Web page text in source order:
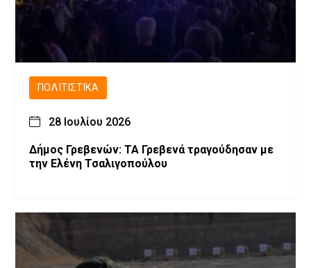
ΠΟΛΙΤΙΣΤΙΚΆ
28 Ιουλίου 2026
Δήμος Γρεβενών: ΤΑ Γρεβενά τραγούδησαν με
την Ελένη Τσαλιγοπούλου